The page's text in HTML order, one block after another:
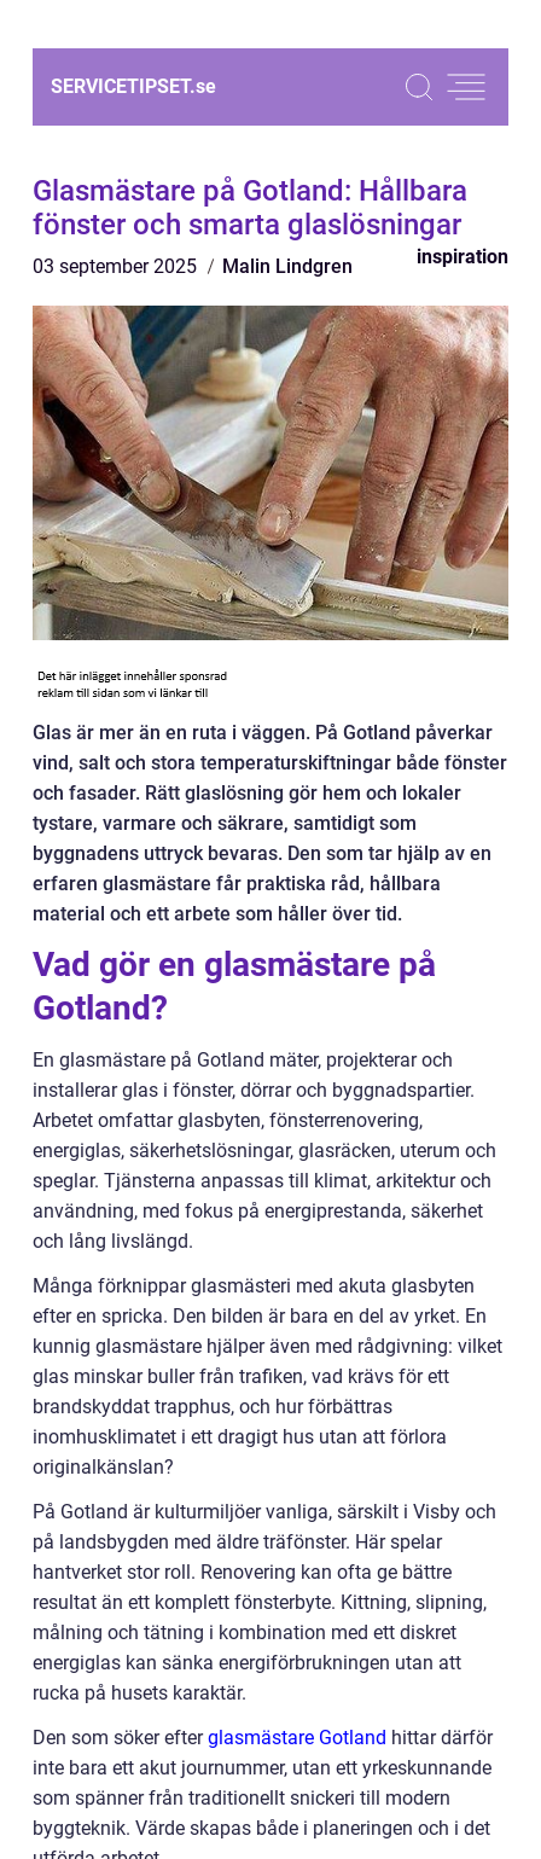
SERVICETIPSET.se
Glasmästare på Gotland: Hållbara
fönster och smarta glaslösningar
03 september 2025 Malin Lindgren inspiration
Glas är mer än en ruta i väggen. På Gotland påverkar
vind, salt och stora temperaturskiftningar både fönster
och fasader. Rätt glaslösning gör hem och lokaler
tystare, varmare och säkrare, samtidigt som
byggnadens uttryck bevaras. Den som tar hjälp av en
erfaren glasmästare får praktiska råd, hållbara
material och ett arbete som håller över tid.
Vad gör en glasmästare på
Gotland?
En glasmästare på Gotland mäter, projekterar och
installerar glas i fönster, dörrar och byggnadspartier.
Arbetet omfattar glasbyten, fönsterrenovering,
energiglas, säkerhetslösningar, glasräcken, uterum och
speglar. Tjänsterna anpassas till klimat, arkitektur och
användning, med fokus på energiprestanda, säkerhet
och lång livslängd.
Många förknippar glasmästeri med akuta glasbyten
efter en spricka. Den bilden är bara en del av yrket. En
kunnig glasmästare hjälper även med rådgivning: vilket
glas minskar buller från trafiken, vad krävs för ett
brandskyddat trapphus, och hur förbättras
inomhusklimatet i ett dragigt hus utan att förlora
originalkänslan?
På Gotland är kulturmiljöer vanliga, särskilt i Visby och
på landsbygden med äldre träfönster. Här spelar
hantverket stor roll. Renovering kan ofta ge bättre
resultat än ett komplett fönsterbyte. Kittning, slipning,
målning och tätning i kombination med ett diskret
energiglas kan sänka energiförbrukningen utan att
rucka på husets karaktär.
Den som söker efterglasmästare Gotland hittar därför
inte bara ett akut journummer, utan ett yrkeskunnande
som spänner från traditionellt snickeri till modern
byggteknik. Värde skapas både i planeringen och i det